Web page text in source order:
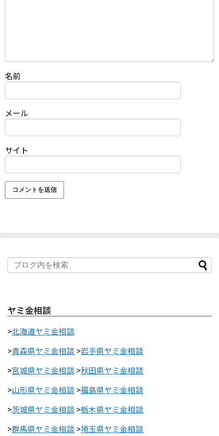
名前
メール
サイト
ヤミ金相談
>北海道ヤミ金相談
>青森県ヤミ金相談 >岩手県ヤミ金相談
>宮城県ヤミ金相談 >秋田県ヤミ金相談
>山形県ヤミ金相談 >福島県ヤミ金相談
>茨城県ヤミ金相談 >栃木県ヤミ金相談
>群馬県ヤミ金相談 >埼玉県ヤミ金相談